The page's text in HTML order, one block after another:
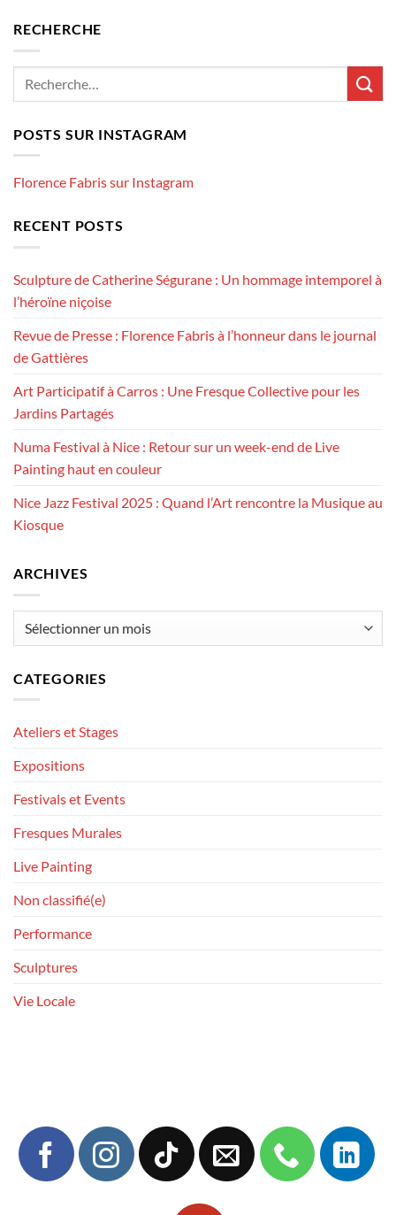
RECHERCHE
POSTS SUR INSTAGRAM
Florence Fabris sur Instagram
RECENT POSTS
Sculpture de Catherine Ségurane : Un hommage intemporel à
l’héroïne niçoise
Revue de Presse : Florence Fabris à l’honneur dans le journal
de Gattières
Art Participatif à Carros : Une Fresque Collective pour les
Jardins Partagés
Numa Festival à Nice : Retour sur un week-end de Live
Painting haut en couleur
Nice Jazz Festival 2025 : Quand l’Art rencontre la Musique au
Kiosque
ARCHIVES
CATEGORIES
Ateliers et Stages
Expositions
Festivals et Events
Fresques Murales
Live Painting
Non classifié(e)
Performance
Sculptures
Vie Locale